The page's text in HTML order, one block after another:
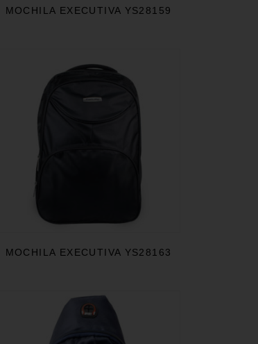
MOCHILA EXECUTIVA YS28159
MOCHILA EXECUTIVA YS28163